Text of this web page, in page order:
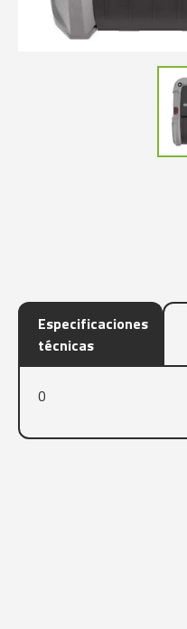
Especificaciones
técnicas
0